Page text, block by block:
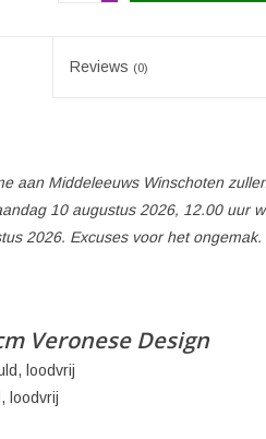
Reviews (0)
aan Middeleeuws Winschoten
10 augustus 2026, 12.00 uur
2026. Excuses voor het
Veronese Design
loodvrij
loodvrij